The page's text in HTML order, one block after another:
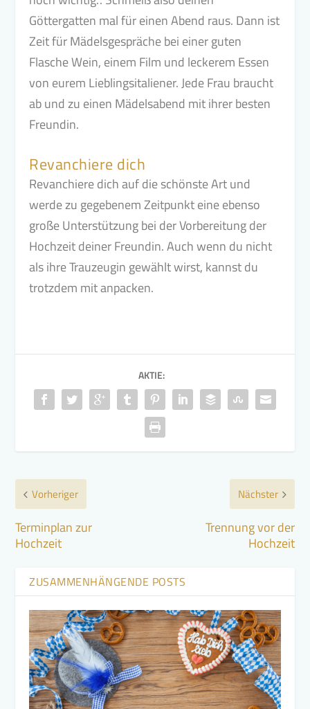
Göttergatten mal für einen Abend raus. Dann ist
Zeit für Mädelsgespräche bei einer guten
Flasche Wein, einem Film und leckerem Essen
von eurem Lieblingsitaliener. Jede Frau braucht
ab und zu einen Mädelsabend mit ihrer besten
Freundin.
Revanchiere dich
Revanchiere dich auf die schönste Art und
werde zu gegebenem Zeitpunkt eine ebenso
große Unterstützung bei der Vorbereitung der
Hochzeit deiner Freundin. Auch wenn du nicht
als ihre Trauzeugin gewählt wirst, kannst du
trotzdem mit anpacken.
AKTIE:
Vorheriger
Terminplan zur
Hochzeit
Nächster
Trennung vor der
Hochzeit
ZUSAMMENHÄNGENDE POSTS